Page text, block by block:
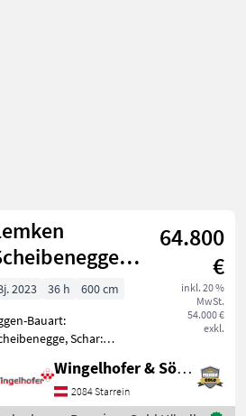
10/600
64.800
€
inkl. 20 %
MwSt.
54.000 €
exkl.
2023 36 h
600 cm
Bauart:
Schar:
Klappvorrichtung,
- Lemken
Wingelhofer & Söhne GmbH
2084 Starrein